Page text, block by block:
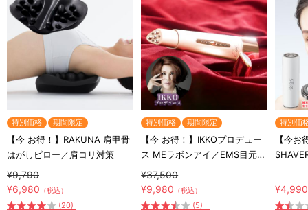
特別価格 期間限定
【今 お得！】RAKUNA 肩甲骨
はがしピロー／肩コリ対策
¥9,790
¥6,980 （税込）
(20)
特別価格 期間限定
【今 お得！】IKKOプロデュー
ス MEラボンアイ／EMS目元美
顔器
¥37,500
¥9,980 （税込）
(5)
特別価
【今お
¥4,990